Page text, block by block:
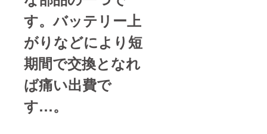
す。バッテリー上
がりなどにより短
期間で交換となれ
ば痛い出費で
す…。